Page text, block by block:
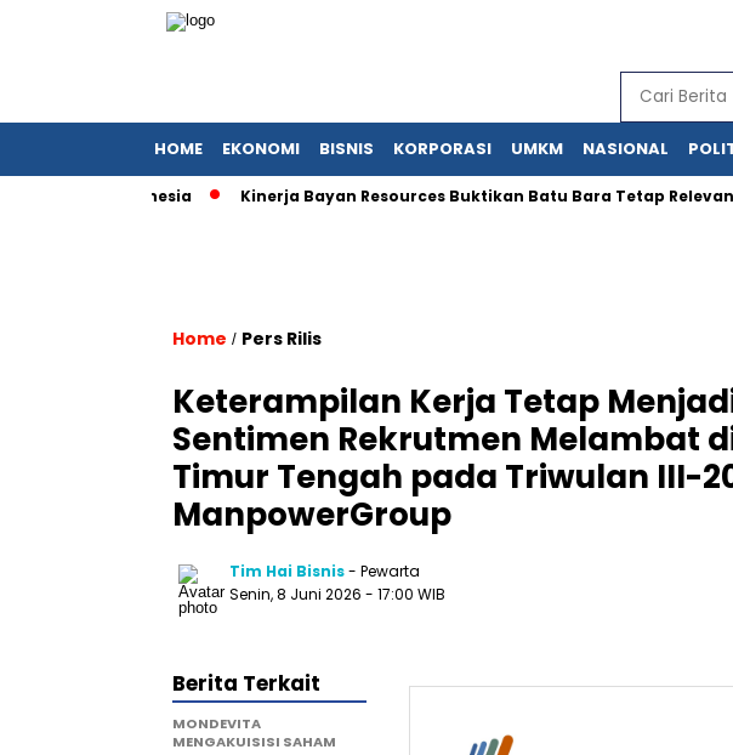
HOME EKONOMI BISNIS KORPORASI UMKM NASIONAL
Kinerja Bayan Resources Buktikan Batu Bara Tetap Relevan
Home / Pers Rilis
Keterampilan Kerja Tetap
Sentimen Rekrutmen Melambat
Timur Tengah pada Triwulan III-
ManpowerGroup
Tim Hai Bisnis- Pewarta
Senin, 8 Juni 2026 - 17:00 WIB
Berita Terkait
MONDEVITA
MENGAKUISISI SAHAM